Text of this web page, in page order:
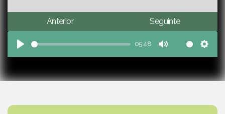
Anterior Seguinte
Play
05:48
Mute